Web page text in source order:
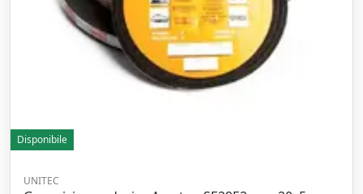
Disponibile
UNITEC